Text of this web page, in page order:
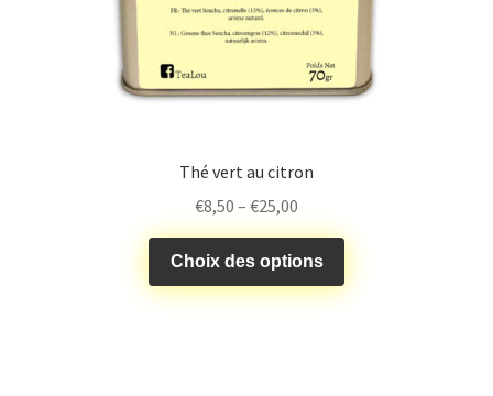
Thé vert au citron
€8,50 – €25,00
Choix des options